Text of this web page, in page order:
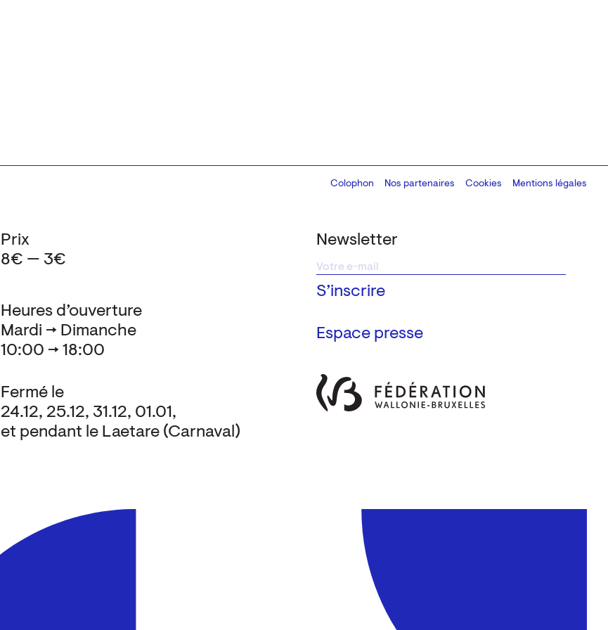
Newsletter
Espace presse
Heures d’ouverture
Mardi → Dimanche
10:00 → 18:00
Fermé le
24.12, 25.12, 31.12, 01.01,
et pendant le Laetare (Carnaval)
Prix
8€ — 3€
Colophon
Design:Marcel Kaczmarek, code:8080.studio
Nos partenaires Cookies Mentions légales